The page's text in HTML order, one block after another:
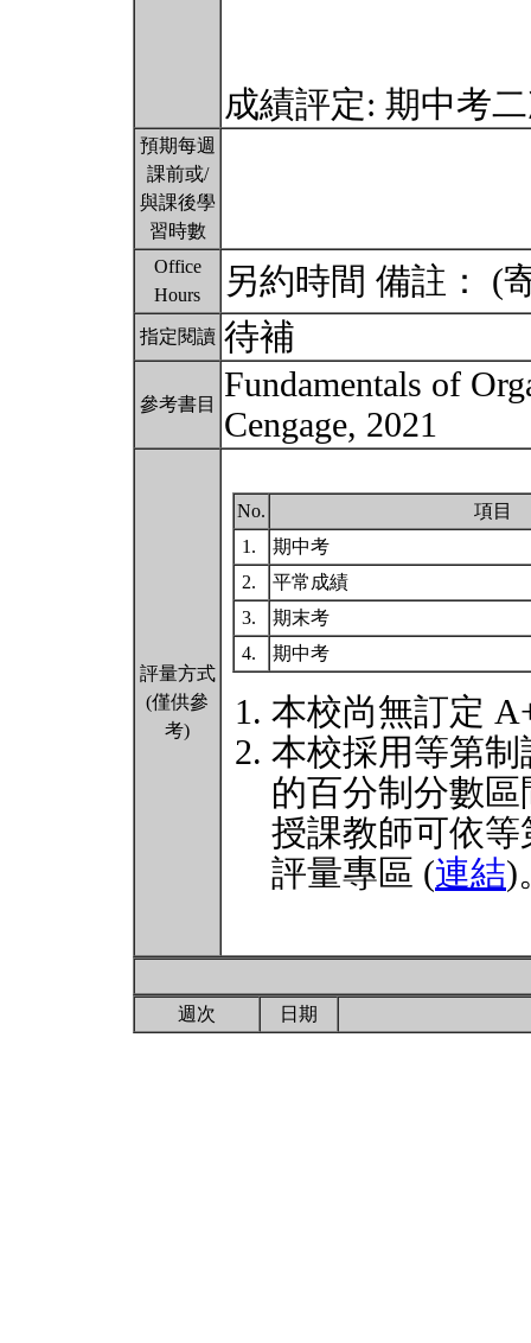
成績評定: 期中考
預期每週
課前或/
與課後學
習時數
Office
Hours
另約時間 備註： (
指定閱讀 待補
參考書目
Fundamentals of
Cengage, 2021
評量方式
(僅供參
考)
No.
項目
1.
期中考
2.
平常成績
3.
期末考
4.
期中考
本校尚無訂定
本校採用等第
的百分制分數
授課教師可依
評量專區 (連結)
週次 日期